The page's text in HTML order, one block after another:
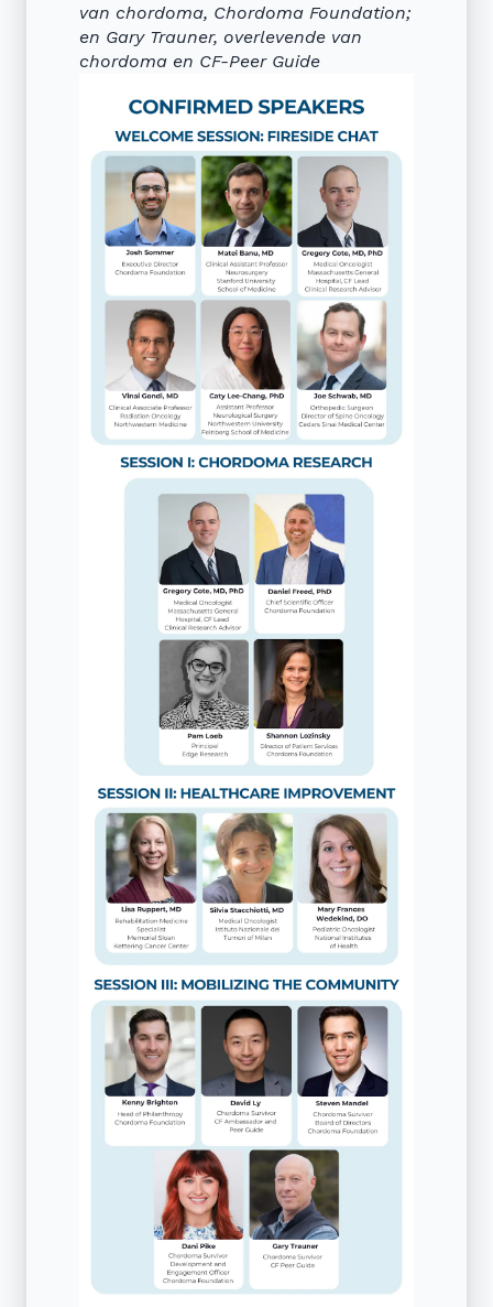
van chordoma, Chordoma Foundation;
en Gary Trauner, overlevende van
chordoma en CF-Peer Guide